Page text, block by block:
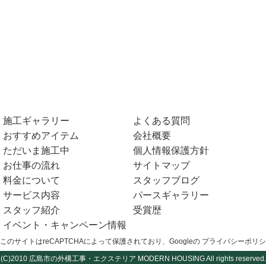
施工ギャラリー
おすすめアイテム
ただいま施工中
お仕事の流れ
料金について
サービス内容
スタッフ紹介
イベント・キャンペーン情報
よくある質問
会社概要
個人情報保護方針
サイトマップ
スタッフブログ
パースギャラリー
受賞歴
このサイトはreCAPTCHAによって保護されており、Googleの プライバシーポリ
(C)2010 広島市の外構工事・エクステリア MODERN HOUSING All rights reserved.